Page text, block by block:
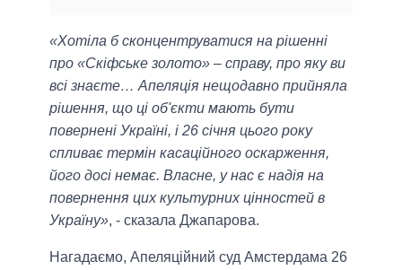
«Хотіла б сконцентруватися на рішенні
про «Скіфське золото» – справу, про яку ви
всі знаєте… Апеляція нещодавно прийняла
рішення, що ці об'єкти мають бути
повернені Україні, і 26 січня цього року
спливає термін касаційного оскарження,
його досі немає. Власне, у нас є надія на
повернення цих культурних цінностей в
Україну», - сказала Джапарова.
Нагадаємо, Апеляційний суд Амстердама 26